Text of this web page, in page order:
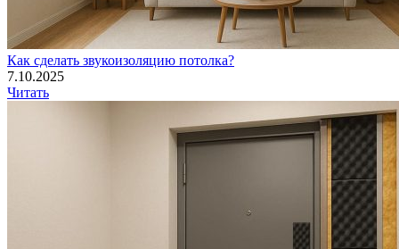
Как сделать звукоизоляцию потолка?
7.10.2025
Читать